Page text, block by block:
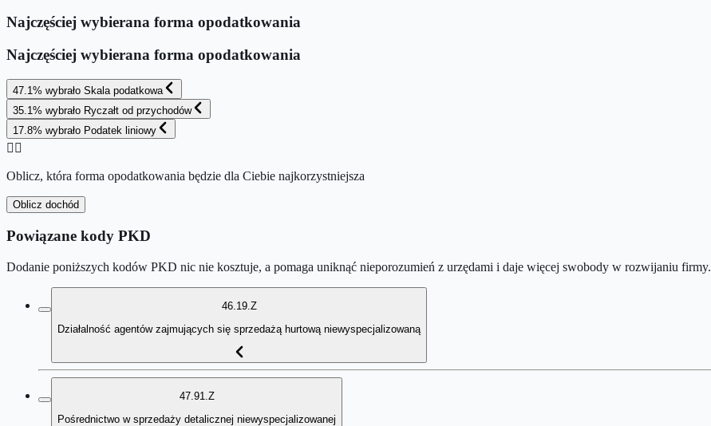
Najczęściej wybierana forma opodatkowania
Najczęściej wybierana forma opodatkowania
47.1% wybrało Skala podatkowa
35.1% wybrało Ryczałt od przychodów
17.8% wybrało Podatek liniowy
👉🏻
Oblicz, która forma opodatkowania będzie dla Ciebie najkorzystniejsza
Oblicz dochód
Powiązane kody PKD
Dodanie poniższych kodów PKD nic nie kosztuje, a pomaga uniknąć nieporozumień z urzędami i daje więcej swobody w rozwijaniu firmy.
46.19.Z
Działalność agentów zajmujących się sprzedażą hurtową niewyspecjalizowaną
47.91.Z
Pośrednictwo w sprzedaży detalicznej niewyspecjalizowanej